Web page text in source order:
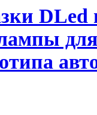
DLed